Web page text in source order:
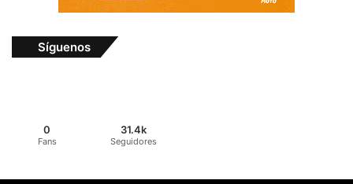
Síguenos
0
Fans
31.4k
Seguidores